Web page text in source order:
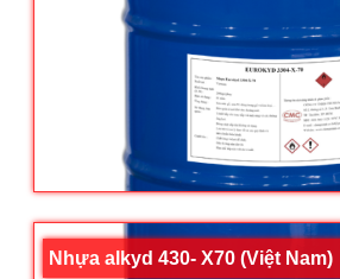
Nhựa alkyd 430- X70 (Việt Nam)